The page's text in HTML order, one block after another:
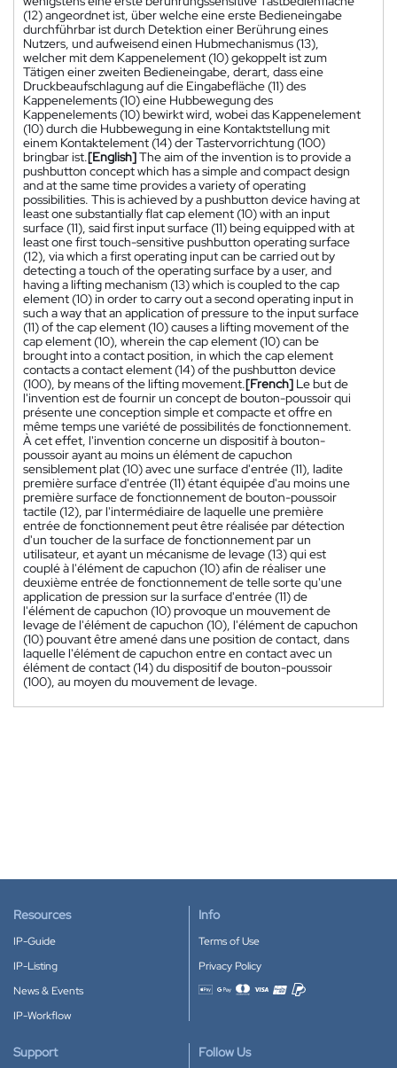
(12) angeordnet ist, über welche eine erste Bedieneingabe
durchführbar ist durch Detektion einer Berührung eines
Nutzers, und aufweisend einen Hubmechanismus (13),
welcher mit dem Kappenelement (10) gekoppelt ist zum
Tätigen einer zweiten Bedieneingabe, derart, dass eine
Druckbeaufschlagung auf die Eingabefläche (11) des
Kappenelements (10) eine Hubbewegung des
Kappenelements (10) bewirkt wird, wobei das Kappenelement
(10) durch die Hubbewegung in eine Kontaktstellung mit
einem Kontaktelement (14) der Tastervorrichtung (100)
bringbar ist.[English]The aim of the invention is to provide a
pushbutton concept which has a simple and compact design
and at the same time provides a variety of operating
possibilities. This is achieved by a pushbutton device having at
least one substantially flat cap element (10) with an input
surface (11), said first input surface (11) being equipped with at
least one first touch-sensitive pushbutton operating surface
(12), via which a first operating input can be carried out by
detecting a touch of the operating surface by a user, and
having a lifting mechanism (13) which is coupled to the cap
element (10) in order to carry out a second operating input in
such a way that an application of pressure to the input surface
(11) of the cap element (10) causes a lifting movement of the
cap element (10), wherein the cap element (10) can be
brought into a contact position, in which the cap element
contacts a contact element (14) of the pushbutton device
(100), by means of the lifting movement.[French] Le but de
l'invention est de fournir un concept de bouton-poussoir qui
présente une conception simple et compacte et offre en
même temps une variété de possibilités de fonctionnement.
À cet effet, l'invention concerne un dispositif à bouton-
poussoir ayant au moins un élément de capuchon
sensiblement plat (10) avec une surface d'entrée (11), ladite
première surface d'entrée (11) étant équipée d'au moins une
première surface de fonctionnement de bouton-poussoir
tactile (12), par l'intermédiaire de laquelle une première
entrée de fonctionnement peut être réalisée par détection
d'un toucher de la surface de fonctionnement par un
utilisateur, et ayant un mécanisme de levage (13) qui est
couplé à l'élément de capuchon (10) afin de réaliser une
deuxième entrée de fonctionnement de telle sorte qu'une
application de pression sur la surface d'entrée (11) de
l'élément de capuchon (10) provoque un mouvement de
levage de l'élément de capuchon (10), l'élément de capuchon
(10) pouvant être amené dans une position de contact, dans
laquelle l'élément de capuchon entre en contact avec un
élément de contact (14) du dispositif de bouton-poussoir
(100), au moyen du mouvement de levage.
Resources
IP-Guide
IP-Listing
News & Events
IP-Workflow
Info
Terms of Use
Privacy Policy
Accepted payment methods
Support Follow Us